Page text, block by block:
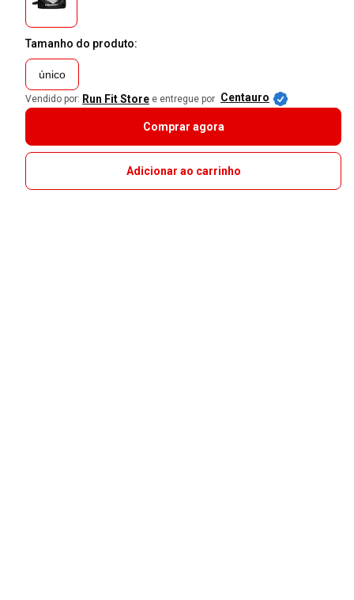
Tamanho do produto:
único
Vendido por: Run Fit Store e entregue por Centauro
Comprar agora
Adicionar ao carrinho